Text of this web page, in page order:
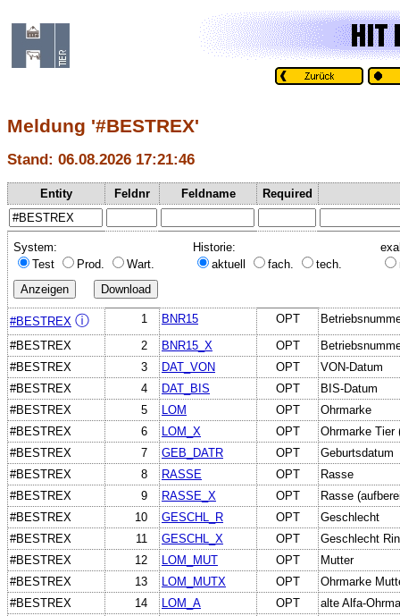
Meldung '#BESTREX'
Stand: 06.08.2026 17:21:46
Entity Feldnr Feldname Required
System:
Test
Prod. Wart.
Historie:
aktuell
fach. tech.
#BESTREX ⓘ 1 BNR15 OPT
#BESTREX
2 BNR15_X OPT
#BESTREX
3 DAT_VON OPT
VON-Datum
#BESTREX
4 DAT_BIS OPT
BIS-Datum
#BESTREX
5 LOM OPT
Ohrmarke
#BESTREX
6 LOM_X OPT
Ohrmarke Tier
#BESTREX
7 GEB_DATR OPT
Geburtsdatum
#BESTREX
8 RASSE OPT
Rasse
#BESTREX
9 RASSE_X OPT
Rasse
#BESTREX
10 GESCHL_R OPT
Geschlecht
#BESTREX
11 GESCHL_X OPT
Geschlecht
#BESTREX
12 LOM_MUT OPT
Mutter
#BESTREX
13 LOM_MUTX OPT
Ohrmarke
#BESTREX
14 LOM_A OPT
alte Alfa-